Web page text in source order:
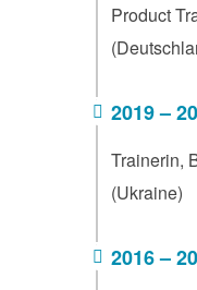
Product
2019 –
Trainerin,
(Ukraine)
2016 –